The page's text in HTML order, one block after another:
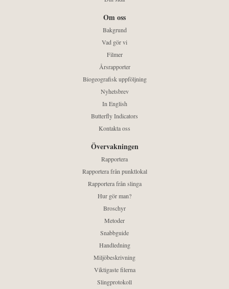
Om oss
Bakgrund
Vad gör vi
Filmer
Årsrapporter
Biogeografisk uppföljning
Nyhetsbrev
In English
Butterfly Indicators
Kontakta oss
Övervakningen
Rapportera
Rapportera från punktlokal
Rapportera från slinga
Hur gör man?
Broschyr
Metoder
Snabbguide
Handledning
Miljöbeskrivning
Viktigaste filerna
Slingprotokoll